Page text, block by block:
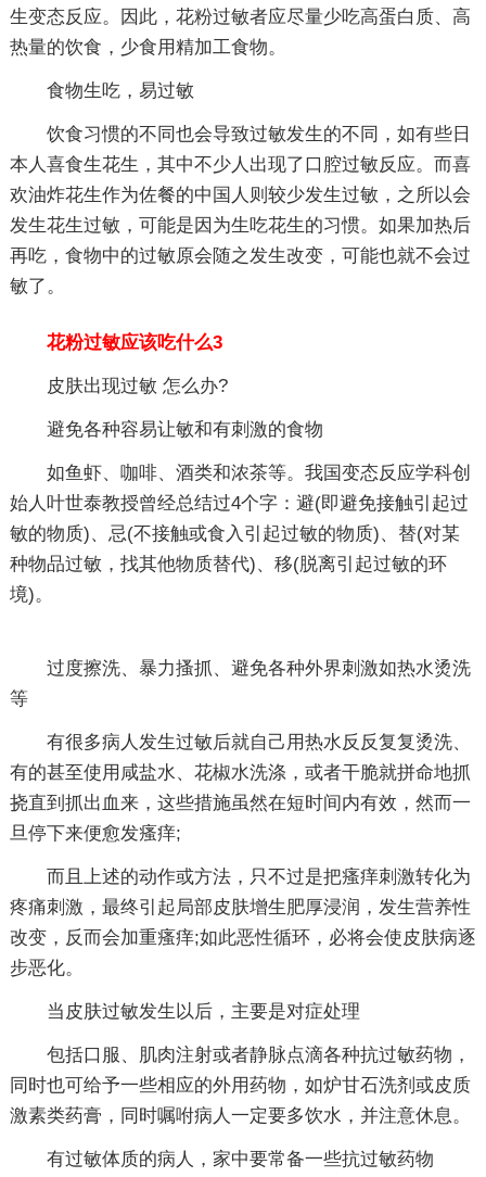
生变态反应。因此，花粉过敏者应尽量少吃高蛋白质、高
热量的饮食，少食用精加工食物。
食物生吃，易过敏
饮食习惯的不同也会导致过敏发生的不同，如有些日
本人喜食生花生，其中不少人出现了口腔过敏反应。而喜
欢油炸花生作为佐餐的中国人则较少发生过敏，之所以会
发生花生过敏，可能是因为生吃花生的习惯。如果加热后
再吃，食物中的过敏原会随之发生改变，可能也就不会过
敏了。
花粉过敏应该吃什么3
皮肤出现过敏 怎么办?
避免各种容易让敏和有刺激的食物
如鱼虾、咖啡、酒类和浓茶等。我国变态反应学科创
始人叶世泰教授曾经总结过4个字：避(即避免接触引起过
敏的物质)、忌(不接触或食入引起过敏的物质)、替(对某
种物品过敏，找其他物质替代)、移(脱离引起过敏的环
境)。
过度擦洗、暴力搔抓、避免各种外界刺激如热水烫洗
等
有很多病人发生过敏后就自己用热水反反复复烫洗、
有的甚至使用咸盐水、花椒水洗涤，或者干脆就拼命地抓
挠直到抓出血来，这些措施虽然在短时间内有效，然而一
旦停下来便愈发瘙痒;
而且上述的动作或方法，只不过是把瘙痒刺激转化为
疼痛刺激，最终引起局部皮肤增生肥厚浸润，发生营养性
改变，反而会加重瘙痒;如此恶性循环，必将会使皮肤病逐
步恶化。
当皮肤过敏发生以后，主要是对症处理
包括口服、肌肉注射或者静脉点滴各种抗过敏药物，
同时也可给予一些相应的外用药物，如炉甘石洗剂或皮质
激素类药膏，同时嘱咐病人一定要多饮水，并注意休息。
有过敏体质的病人，家中要常备一些抗过敏药物